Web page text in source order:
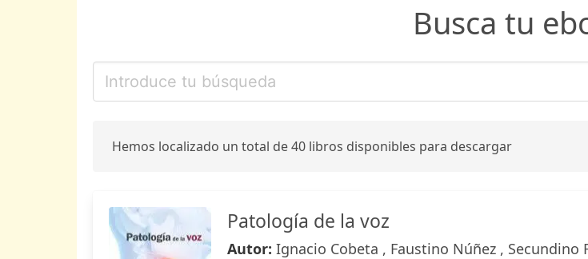
Busca tu
Hemos localizado un total de 40 libros disponibles para descargar
Patología de la voz
Autor: Ignacio Cobeta , Faustino Núñez , Secundino